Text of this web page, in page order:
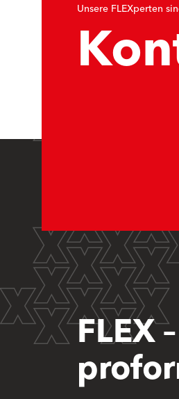
Unsere FLEXperten
FLEX